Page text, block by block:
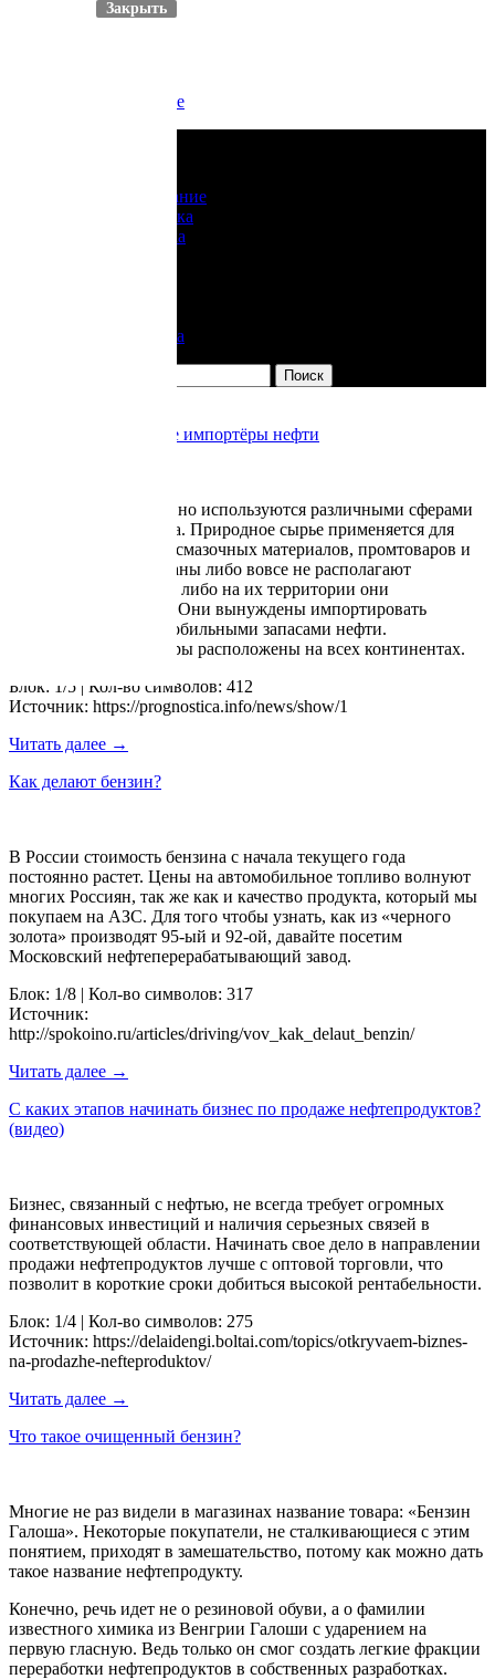
Skip to content
О нашем проекте
Оборудование
Переработка
Транспортировка
Литература
Крупнейшие мировые импортёры нефти
Нефтепродукты активно используются различными сферами
деятельности человека. Природное сырье применяется для
производства горюче-смазочных материалов, промтоваров и
пр. Но некоторые страны либо вовсе не располагают
нефтяными залежами, либо на их территории они
недостаточно богаты. Они вынуждены импортировать
продукт из стран с изобильными запасами нефти.
Государства-экспортеры расположены на всех континентах.
Блок: 1/5 | Кол-во символов: 412
Источник: https://prognostica.info/news/show/1
Читать далее →
Как делают бензин?
В России стоимость бензина с начала текущего года
постоянно растет. Цены на автомобильное топливо волнуют
многих Россиян, так же как и качество продукта, который мы
покупаем на АЗС. Для того чтобы узнать, как из «черного
золота» производят 95-ый и 92-ой, давайте посетим
Московский нефтеперерабатывающий завод.
Блок: 1/8 | Кол-во символов: 317
Источник:
http://spokoino.ru/articles/driving/vov_kak_delaut_benzin/
Читать далее →
С каких этапов начинать бизнес по продаже нефтепродуктов?
(видео)
Бизнес, связанный с нефтью, не всегда требует огромных
финансовых инвестиций и наличия серьезных связей в
соответствующей области. Начинать свое дело в направлении
продажи нефтепродуктов лучше с оптовой торговли, что
позволит в короткие сроки добиться высокой рентабельности.
Блок: 1/4 | Кол-во символов: 275
Источник: https://delaidengi.boltai.com/topics/otkryvaem-biznes-
na-prodazhe-nefteproduktov/
Читать далее →
Что такое очищенный бензин?
Многие не раз видели в магазинах название товара: «Бензин
Галоша». Некоторые покупатели, не сталкивающиеся с этим
понятием, приходят в замешательство, потому как можно дать
такое название нефтепродукту.
Конечно, речь идет не о резиновой обуви, а о фамилии
известного химика из Венгрии Галоши с ударением на
первую гласную. Ведь только он смог создать легкие фракции
переработки нефтепродуктов в собственных разработках.
Закрыть